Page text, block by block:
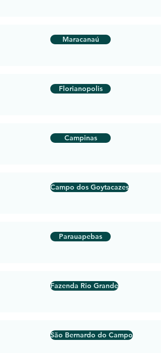
Maracanaú
Florianopolis
Campinas
Campo dos Goytacazes
Parauapebas
Fazenda Rio Grande
São Bernardo do Campo